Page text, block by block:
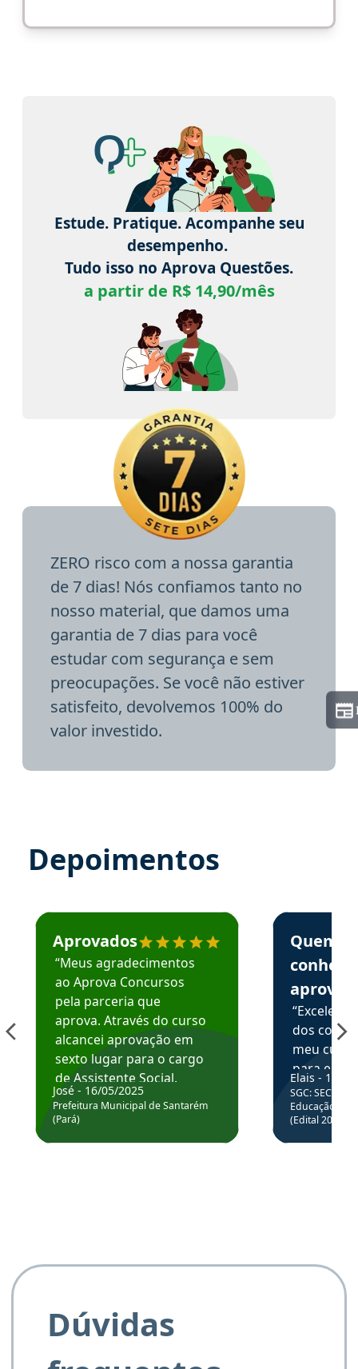
Estude. Pratique. Acompanhe seu
desempenho.
Tudo isso no Aprova Questões.
a partir de R$ 14,90/mês
ZERO risco com a nossa garantia
de 7 dias! Nós confiamos tanto no
nosso material, que damos uma
garantia de 7 dias para você
estudar com segurança e sem
preocupações. Se você não estiver
satisfeito, devolvemos 100% do
valor investido.
Depoimentos
Estudante José recomenda o Aprova Concursos em
Aprovados
“Meus agradecimentos
ao Aprova Concursos
pela parceria que
aprova. Através do curso
alcancei aprovação em
sexto lugar para o cargo
de Assistente Social.
Hoje estou atuando na
Prefeitura de Santarém.
José - 16/05/2025
Prefeitura Municipal de Santarém
(Pará)
Estudante
Quem
aprova
dos
meu
para
colocar
através
de
Elais - 15/
SGC: SEC BA
Educação
(Edital
Dúvidas